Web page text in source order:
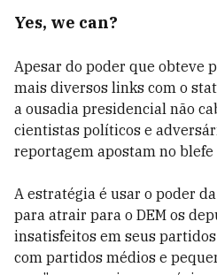
Yes, we can?
Apesar do poder que obteve
mais diversos links com o
a ousadia presidencial não
cientistas políticos e
reportagem apostam no blefe
A estratégia é usar o poder
para atrair para o DEM os
insatisfeitos em seus
com partidos médios e